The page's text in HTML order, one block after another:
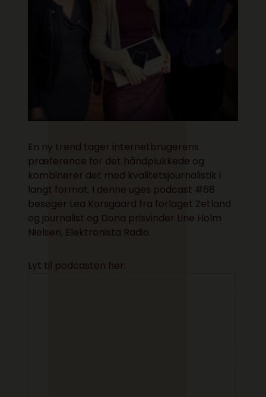
En ny trend tager internetbrugerens
præference for det håndplukkede og
kombinerer det med kvalitetsjournalistik i
langt format. I denne uges podcast #68
besøger Lea Korsgaard fra forlaget Zetland
og journalist og Dona prisvinder Line Holm
Nielsen, Elektronista Radio.
Lyt til podcasten her: